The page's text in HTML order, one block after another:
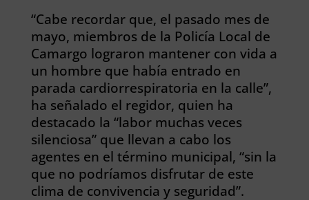
“Cabe recordar que, el pasado mes de
mayo, miembros de la Policía Local de
Camargo lograron mantener con vida a
un hombre que había entrado en
parada cardiorrespiratoria en la calle”,
ha señalado el regidor, quien ha
destacado la “labor muchas veces
silenciosa” que llevan a cabo los
agentes en el término municipal, “sin la
que no podríamos disfrutar de este
clima de convivencia y seguridad”.